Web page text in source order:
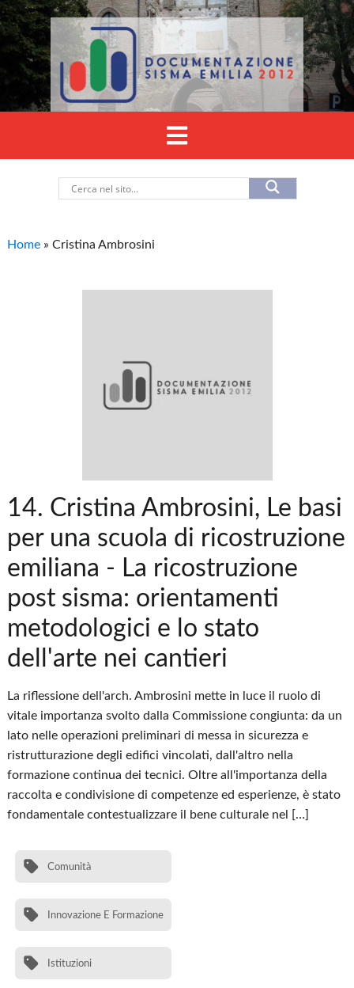
Home »Cristina Ambrosini
14. Cristina Ambrosini, Le basi
per una scuola di ricostruzione
emiliana - La ricostruzione
post sisma: orientamenti
metodologici e lo stato
dell'arte nei cantieri
La riflessione dell'arch. Ambrosini mette in luce il ruolo di
vitale importanza svolto dalla Commissione congiunta: da un
lato nelle operazioni preliminari di messa in sicurezza e
ristrutturazione degli edifici vincolati, dall'altro nella
formazione continua dei tecnici. Oltre all'importanza della
raccolta e condivisione di competenze ed esperienze, è stato
fondamentale contestualizzare il bene culturale nel […]
Comunità
Innovazione E Formazione
Istituzioni